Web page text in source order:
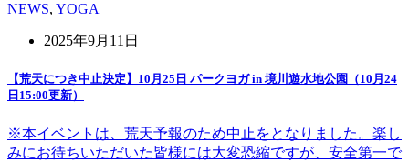
NEWS, YOGA
2025年9月11日
【荒天につき中止決定】10月25日 パークヨガ in 境川遊水地公園（10月24
日15:00更新）
※本イベントは、荒天予報のため中止をとなりました。楽し
みにお待ちいただいた皆様には大変恐縮ですが、安全第一で